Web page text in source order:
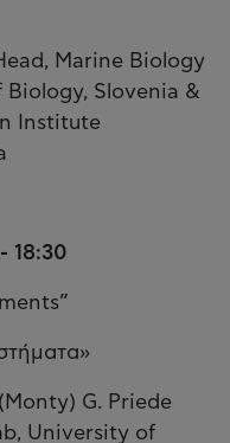
Marine Biology
Slovenia &
Institute
18:30
G. Priede
University of